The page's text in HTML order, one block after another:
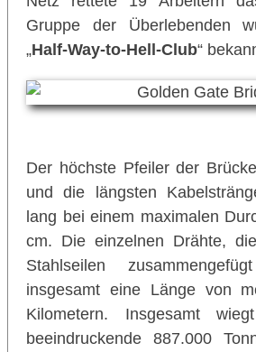
Gruppe der Überlebenden
„Half-Way-to-Hell-Club“
Der höchste Pfeiler der
und die längsten
lang bei einem maximalen
cm. Die einzelnen Drähte,
Stahlseilen
insgesamt eine Länge von
Kilometern. Insgesamt
beeindruckende 887.000